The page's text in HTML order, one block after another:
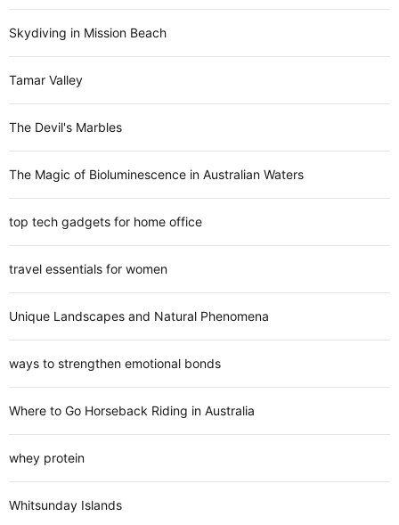
Skydiving in Mission Beach
Tamar Valley
The Devil's Marbles
The Magic of Bioluminescence in Australian Waters
top tech gadgets for home office
travel essentials for women
Unique Landscapes and Natural Phenomena
ways to strengthen emotional bonds
Where to Go Horseback Riding in Australia
whey protein
Whitsunday Islands